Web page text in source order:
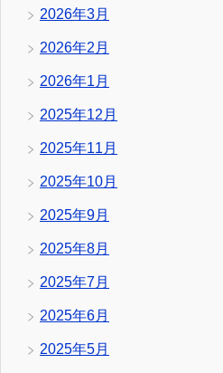
2026年3月
2026年2月
2026年1月
2025年12月
2025年11月
2025年10月
2025年9月
2025年8月
2025年7月
2025年6月
2025年5月